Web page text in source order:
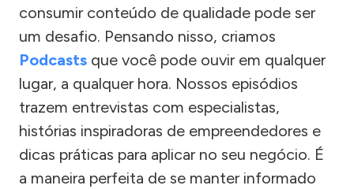
consumir conteúdo de qualidade pode ser
um desafio. Pensando nisso, criamos
Podcasts que você pode ouvir em qualquer
lugar, a qualquer hora. Nossos episódios
trazem entrevistas com especialistas,
histórias inspiradoras de empreendedores e
dicas práticas para aplicar no seu negócio. É
a maneira perfeita de se manter informado